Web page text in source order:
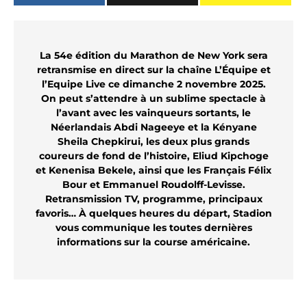
La 54e édition du Marathon de New York sera
retransmise en direct sur la chaîne L’Équipe et
l’Equipe Live ce dimanche 2 novembre 2025.
On peut s’attendre à un sublime spectacle à
l’avant avec les vainqueurs sortants, le
Néerlandais Abdi Nageeye et la Kényane
Sheila Chepkirui, les deux plus grands
coureurs de fond de l’histoire, Eliud Kipchoge
et Kenenisa Bekele, ainsi que les Français Félix
Bour et Emmanuel Roudolff-Levisse.
Retransmission TV, programme, principaux
favoris… À quelques heures du départ, Stadion
vous communique les toutes dernières
informations sur la course américaine.